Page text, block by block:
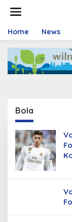
t
Home News
Bola
Malut United
Padang di
20/02/2026
Bola